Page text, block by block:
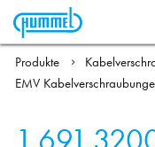
Produkte
EMV